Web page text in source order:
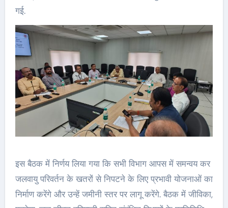
गई.
इस बैठक में निर्णय लिया गया कि सभी विभाग आपस में समन्वय कर
जलवायु परिवर्तन के खतरों से निपटने के लिए प्रभावी योजनाओं का
निर्माण करेंगे और उन्हें जमीनी स्तर पर लागू करेंगे. बैठक में जीविका,